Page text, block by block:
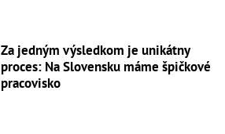
Za jedným výsledkom je unikátny
proces: Na Slovensku máme špičkové
pracovisko